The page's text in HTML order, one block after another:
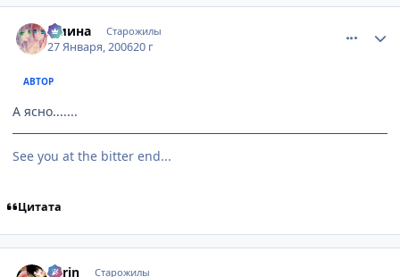
Амина Старожилы
27 Января, 200620 г
АВТОР
А ясно.......
See you at the bitter end...
Цитата
Karin Старожилы